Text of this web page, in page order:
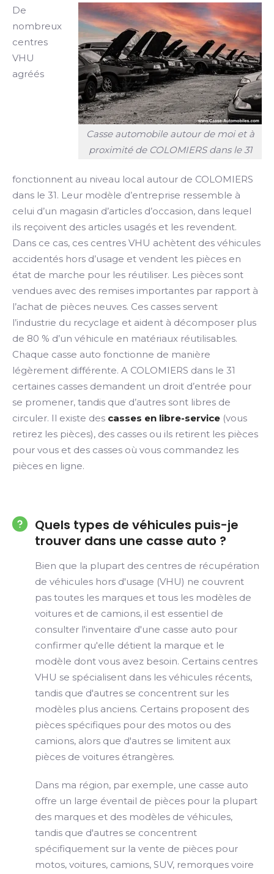
Casse automobile autour de moi et à
proximité de COLOMIERS dans le 31
De
nombreux
centres
VHU
agréés
fonctionnent au niveau local autour de COLOMIERS
dans le 31. Leur modèle d’entreprise ressemble à
celui d’un magasin d’articles d’occasion, dans lequel
ils reçoivent des articles usagés et les revendent.
Dans ce cas, ces centres VHU achètent des véhicules
accidentés hors d’usage et vendent les pièces en
état de marche pour les réutiliser. Les pièces sont
vendues avec des remises importantes par rapport à
l’achat de pièces neuves. Ces casses servent
l’industrie du recyclage et aident à décomposer plus
de 80 % d’un véhicule en matériaux réutilisables.
Chaque casse auto fonctionne de manière
légèrement différente. A COLOMIERS dans le 31
certaines casses demandent un droit d’entrée pour
se promener, tandis que d’autres sont libres de
circuler. Il existe des casses en libre-service (vous
retirez les pièces), des casses ou ils retirent les pièces
pour vous et des casses où vous commandez les
pièces en ligne.
Quels types de véhicules puis-je
trouver dans une casse auto ?
Bien que la plupart des centres de récupération
de véhicules hors d'usage (VHU) ne couvrent
pas toutes les marques et tous les modèles de
voitures et de camions, il est essentiel de
consulter l'inventaire d'une casse auto pour
confirmer qu'elle détient la marque et le
modèle dont vous avez besoin. Certains centres
VHU se spécialisent dans les véhicules récents,
tandis que d'autres se concentrent sur les
modèles plus anciens. Certains proposent des
pièces spécifiques pour des motos ou des
camions, alors que d'autres se limitent aux
pièces de voitures étrangères.
Dans ma région, par exemple, une casse auto
offre un large éventail de pièces pour la plupart
des marques et des modèles de véhicules,
tandis que d'autres se concentrent
spécifiquement sur la vente de pièces pour
motos, voitures, camions, SUV, remorques voire